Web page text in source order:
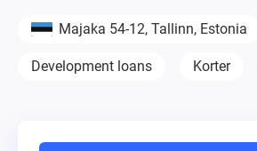
Majaka 54-12, Tallinn, Estonia
Development loans Korter